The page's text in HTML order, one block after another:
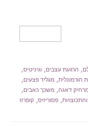
, הרגעת עצבים, וגיניטיס,
הורמונלית, מגליד פצעים,
דאגה, משכך כאבים,
, פסוריזיס, קופרוז